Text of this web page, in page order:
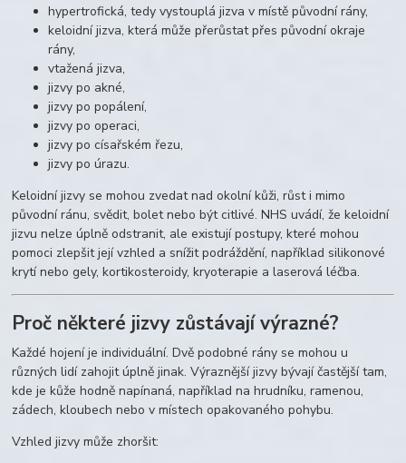
hypertrofická, tedy vystouplá jizva v místě původní rány,
keloidní jizva, která může přerůstat přes původní okraje
rány,
vtažená jizva,
jizvy po akné,
jizvy po popálení,
jizvy po operaci,
jizvy po císařském řezu,
jizvy po úrazu.
Keloidní jizvy se mohou zvedat nad okolní kůži, růst i mimo
původní ránu, svědit, bolet nebo být citlivé. NHS uvádí, že keloidní
jizvu nelze úplně odstranit, ale existují postupy, které mohou
pomoci zlepšit její vzhled a snížit podráždění, například silikonové
krytí nebo gely, kortikosteroidy, kryoterapie a laserová léčba.
Proč některé jizvy zůstávají výrazné?
Každé hojení je individuální. Dvě podobné rány se mohou u
různých lidí zahojit úplně jinak. Výraznější jizvy bývají častější tam,
kde je kůže hodně napínaná, například na hrudníku, ramenou,
zádech, kloubech nebo v místech opakovaného pohybu.
Vzhled jizvy může zhoršit: